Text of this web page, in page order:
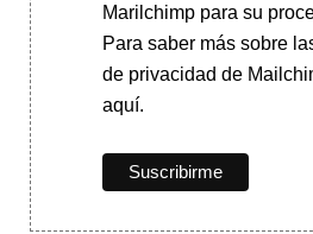
Marilchimp para su
Para saber mássobre
de privacidad de
aquí.